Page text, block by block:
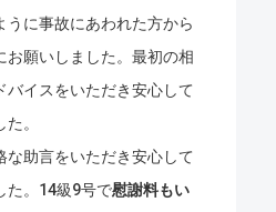
うに事故にあわれた方から
お願いしました。最初の相
バイスをいただき安心して
。
な助言をいただき安心して
た。14級9号で慰謝料もい